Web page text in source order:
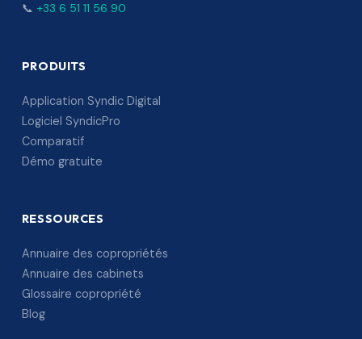
📞 +33 6 51 11 56 90
PRODUITS
Application Syndic Digital
Logiciel SyndicPro
Comparatif
Démo gratuite
RESSOURCES
Annuaire des copropriétés
Annuaire des cabinets
Glossaire copropriété
Blog